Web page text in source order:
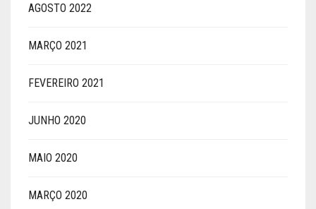
AGOSTO 2022
MARÇO 2021
FEVEREIRO 2021
JUNHO 2020
MAIO 2020
MARÇO 2020